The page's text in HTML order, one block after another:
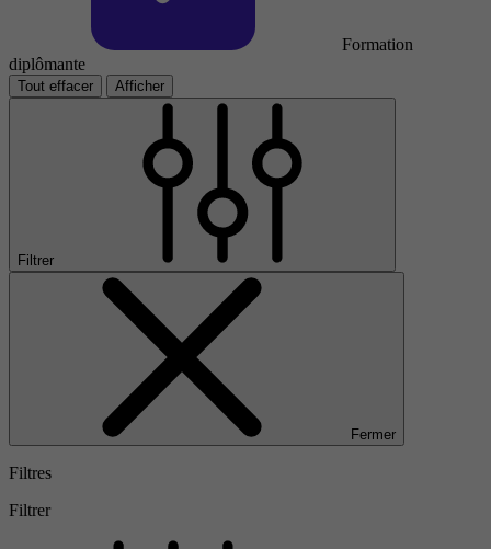
Formation
diplômante
Tout effacer Afficher
Filtrer
Fermer
Filtres
Filtrer